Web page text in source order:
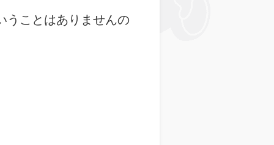
うことはありませんの